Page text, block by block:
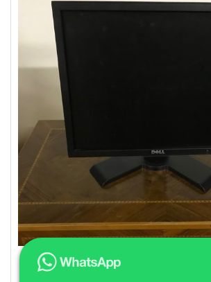
Ecrans d’ordinateur